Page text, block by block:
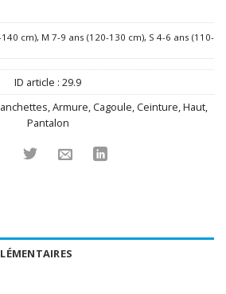
cm), M 7-9 ans (120-130 cm), S 4-6 ans (110-
ID article : 29.9
,Armure,Cagoule,Ceinture,Haut,
Pantalon